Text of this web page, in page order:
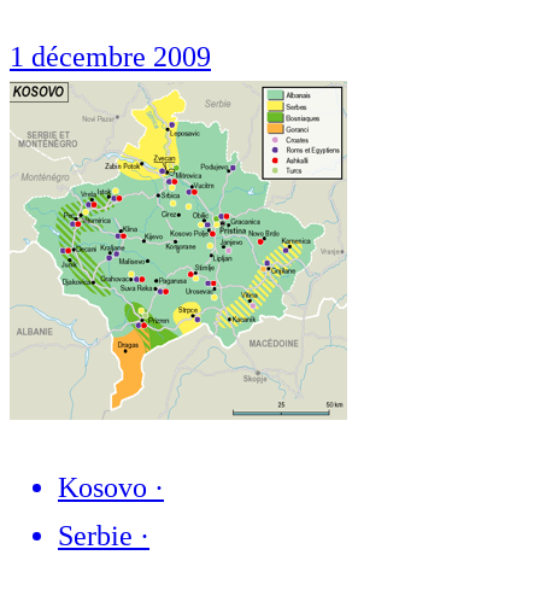
1 décembre 2009
Kosovo ·
Serbie ·